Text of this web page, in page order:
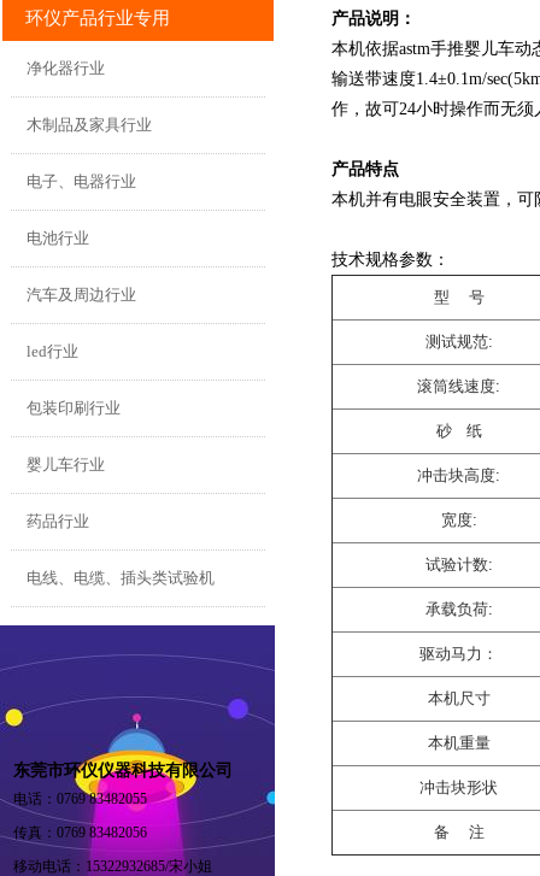
环仪产品行业专用
净化器行业
木制品及家具行业
电子、电器行业
电池行业
汽车及周边行业
led行业
包装印刷行业
婴儿车行业
药品行业
电线、电缆、插头类试验机
东莞市环仪仪器科技有限公司
电话：0769 83482055
传真：0769 83482056
移动电话：15322932685/宋小姐
产品说明：
本机依据astm手推婴儿车
输送带速度1.4±0.1m/
作，故可24小时操作而无须
产品特点
本机并有电眼安全装置，
技术规格参数：
型 号
测试规范:
滚筒线速度:
砂 纸
冲击块高度:
宽度:
试验计数:
承载负荷:
驱动马力：
本机尺寸
本机重量
冲击块形状
备 注